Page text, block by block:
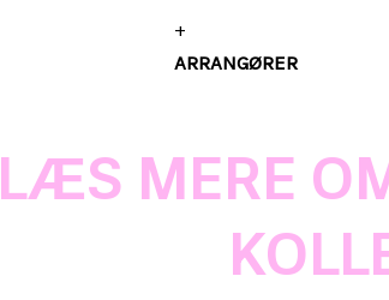
+
ARRANGØRER
LÆS MERE